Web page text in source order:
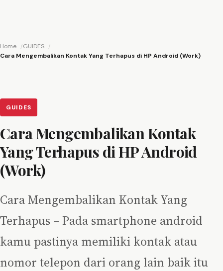
Home
GUIDES
Cara Mengembalikan Kontak Yang Terhapus di HP Android (Work)
GUIDES
Cara Mengembalikan Kontak
Yang Terhapus di HP Android
(Work)
Cara Mengembalikan Kontak Yang
Terhapus – Pada smartphone android
kamu pastinya memiliki kontak atau
nomor telepon dari orang lain baik itu